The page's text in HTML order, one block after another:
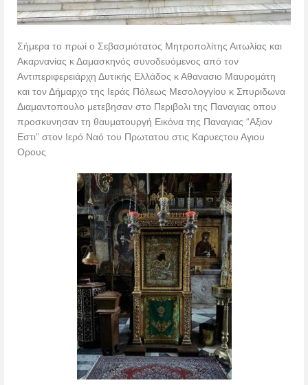
Σήμερα το πρωί ο Σεβασμιότατος Μητροπολίτης Αιτωλίας και
Ακαρνανίας κ Δαμασκηνός συνοδευόμενος από τον
Αντιπεριφερειάρχη Δυτικής Ελλάδος κ Αθανασιο Μαυρομάτη
και τον Δήμαρχο της Ιεράς Πόλεως Μεσολογγίου κ Σπυριδωνα
Διαμαντοπουλο μετεβησαν στο Περιβολι της Παναγιας οπου
προσκυνησαν τη θαυματουργή Εικόνα της Παναγιας “Αξιον
Εστι” στον Ιερό Ναό του Πρωτατου στις Καρυεςτου Αγιου
Ορους